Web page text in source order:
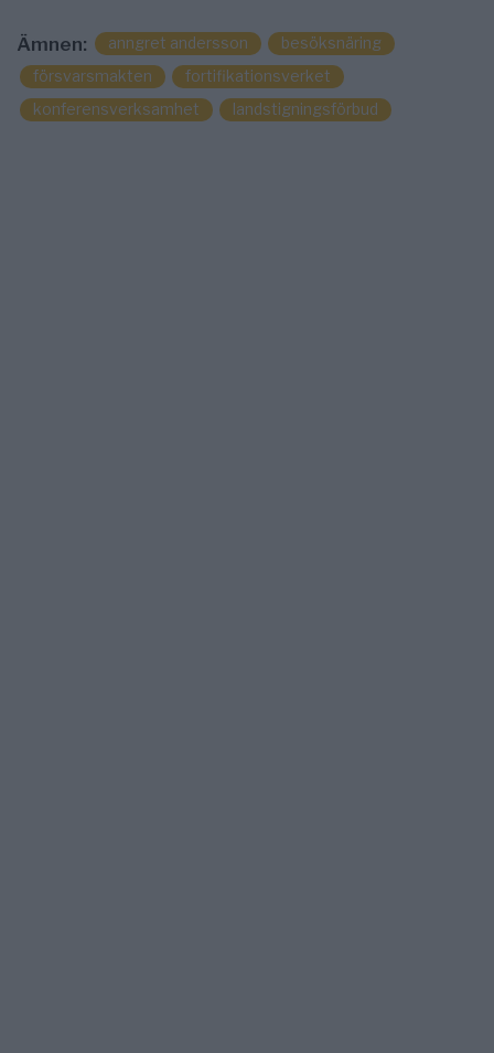
Ämnen: anngret andersson
besöksnäring
försvarsmakten
fortifikationsverket
konferensverksamhet
landstigningsförbud